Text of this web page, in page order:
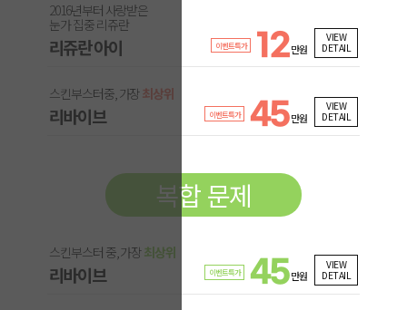
2016년부터 사랑받은
눈가 집중 리쥬란
리쥬란 아이 이벤트특가 12만원
VIEW
DETAIL
스킨부스터중, 가장최상위
리바이브 이벤트특가 45만원
VIEW
DETAIL
복합 문제
스킨부스터 중, 가장최상위
리바이브 이벤트특가 45만원
VIEW
DETAIL